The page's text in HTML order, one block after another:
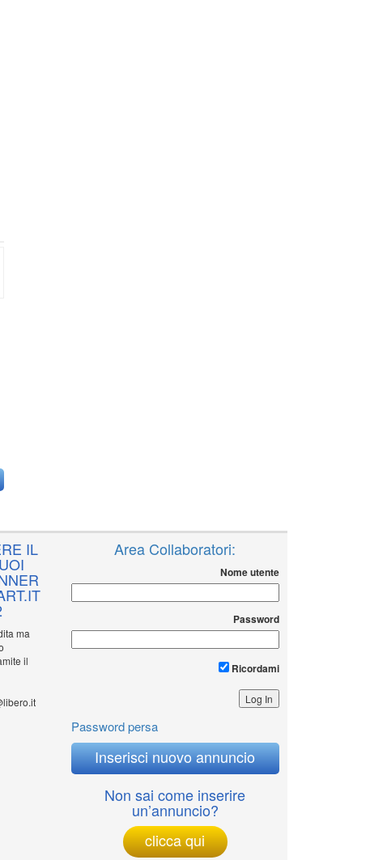
IL
ma
il
Area Collaboratori:
Nome utente
Password
Ricordami
Password persa
Inserisci nuovo annuncio
Non sai come inserire
un’annuncio?
clicca qui